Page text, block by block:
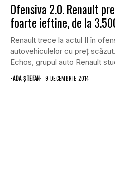
Ofensiva 2.0. Renault
foarte ieftine, de la
Renault trece la actul II în
autovehiculelor cu preţ
Echos, grupul auto Renault
•ADA ȘTEFAN 9 DECEMBRIE 2014